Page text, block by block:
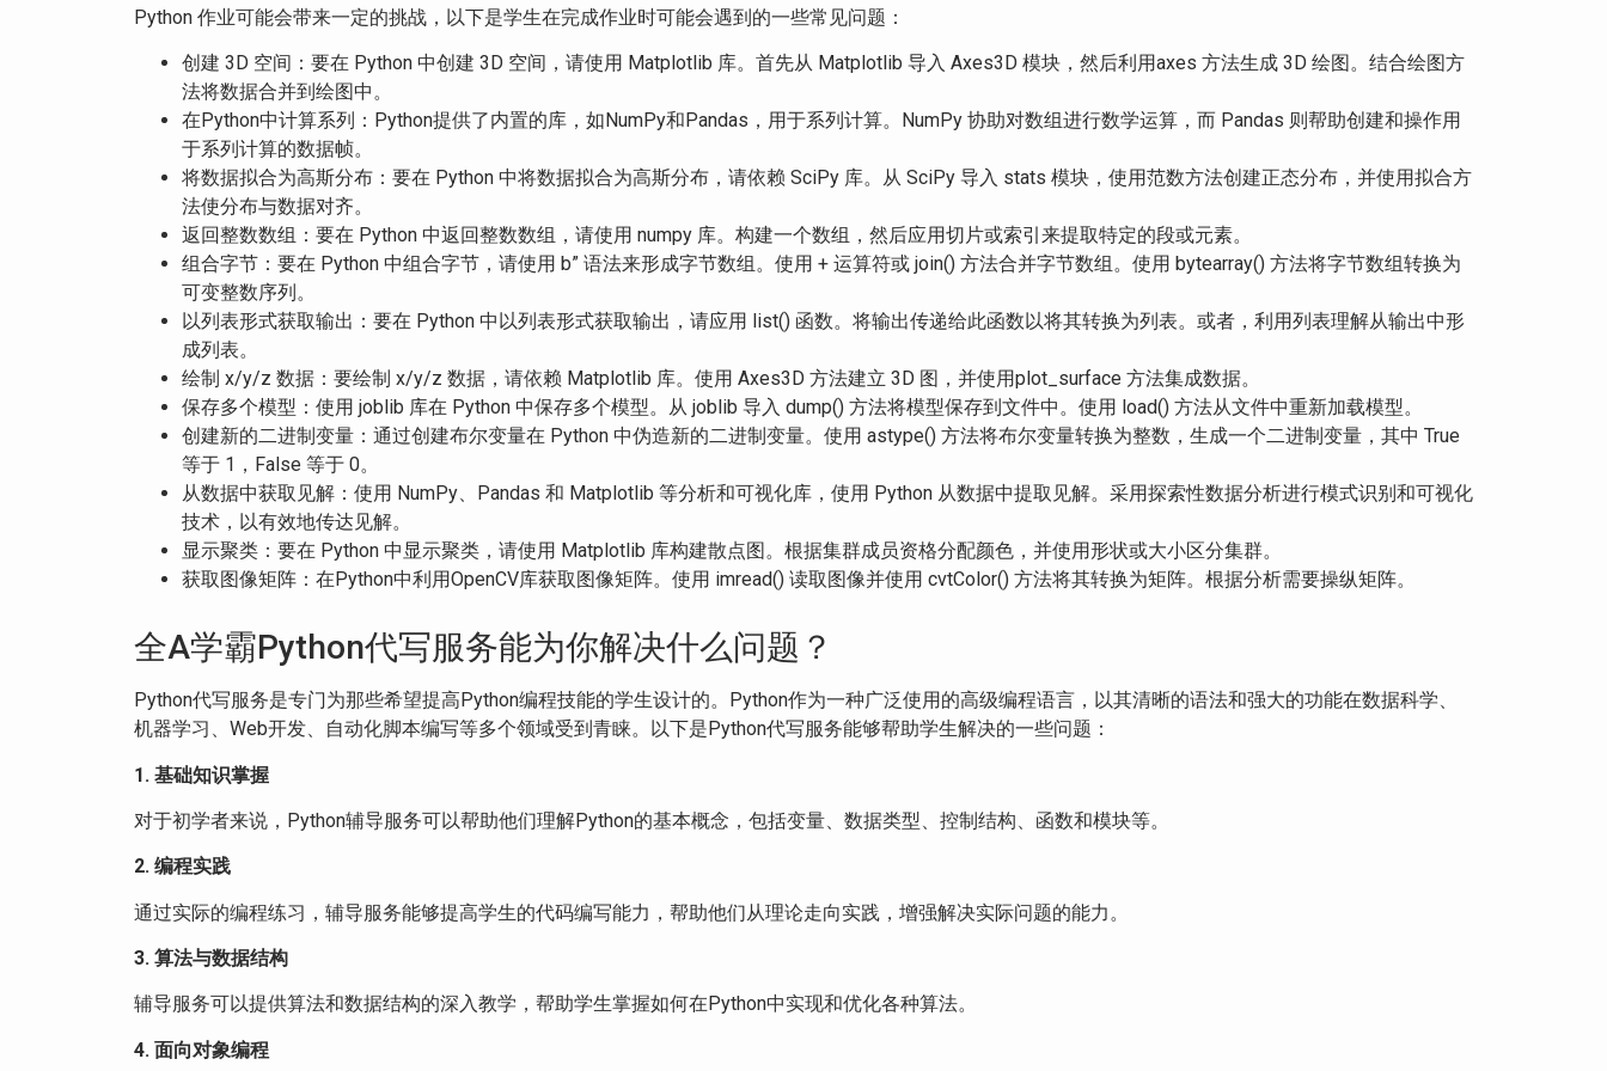
Python 作业可能会带来一定的挑战，以下是学生在完成作业时可能会遇到的一些常见问题：
创建 3D 空间：要在 Python 中创建 3D 空间，请使用 Matplotlib 库。首先从 Matplotlib 导入 Axes3D 模块，然后利用axes 方法生成 3D 绘图。结合绘图方
法将数据合并到绘图中。
在Python中计算系列：Python提供了内置的库，如NumPy和Pandas，用于系列计算。NumPy 协助对数组进行数学运算，而 Pandas 则帮助创建和操作用
于系列计算的数据帧。
将数据拟合为高斯分布：要在 Python 中将数据拟合为高斯分布，请依赖 SciPy 库。从 SciPy 导入 stats 模块，使用范数方法创建正态分布，并使用拟合方
法使分布与数据对齐。
返回整数数组：要在 Python 中返回整数数组，请使用 numpy 库。构建一个数组，然后应用切片或索引来提取特定的段或元素。
组合字节：要在 Python 中组合字节，请使用 b” 语法来形成字节数组。使用 + 运算符或 join() 方法合并字节数组。使用 bytearray() 方法将字节数组转换为
可变整数序列。
以列表形式获取输出：要在 Python 中以列表形式获取输出，请应用 list() 函数。将输出传递给此函数以将其转换为列表。或者，利用列表理解从输出中形
成列表。
绘制 x/y/z 数据：要绘制 x/y/z 数据，请依赖 Matplotlib 库。使用 Axes3D 方法建立 3D 图，并使用plot_surface 方法集成数据。
保存多个模型：使用 joblib 库在 Python 中保存多个模型。从 joblib 导入 dump() 方法将模型保存到文件中。使用 load() 方法从文件中重新加载模型。
创建新的二进制变量：通过创建布尔变量在 Python 中伪造新的二进制变量。使用 astype() 方法将布尔变量转换为整数，生成一个二进制变量，其中 True
等于 1，False 等于 0。
从数据中获取见解：使用 NumPy、Pandas 和 Matplotlib 等分析和可视化库，使用 Python 从数据中提取见解。采用探索性数据分析进行模式识别和可视化
技术，以有效地传达见解。
显示聚类：要在 Python 中显示聚类，请使用 Matplotlib 库构建散点图。根据集群成员资格分配颜色，并使用形状或大小区分集群。
获取图像矩阵：在Python中利用OpenCV库获取图像矩阵。使用 imread() 读取图像并使用 cvtColor() 方法将其转换为矩阵。根据分析需要操纵矩阵。
全A学霸Python代写服务能为你解决什么问题？
Python代写服务是专门为那些希望提高Python编程技能的学生设计的。Python作为一种广泛使用的高级编程语言，以其清晰的语法和强大的功能在数据科学、
机器学习、Web开发、自动化脚本编写等多个领域受到青睐。以下是Python代写服务能够帮助学生解决的一些问题：
1. 基础知识掌握
对于初学者来说，Python辅导服务可以帮助他们理解Python的基本概念，包括变量、数据类型、控制结构、函数和模块等。
2. 编程实践
通过实际的编程练习，辅导服务能够提高学生的代码编写能力，帮助他们从理论走向实践，增强解决实际问题的能力。
3. 算法与数据结构
辅导服务可以提供算法和数据结构的深入教学，帮助学生掌握如何在Python中实现和优化各种算法。
4. 面向对象编程